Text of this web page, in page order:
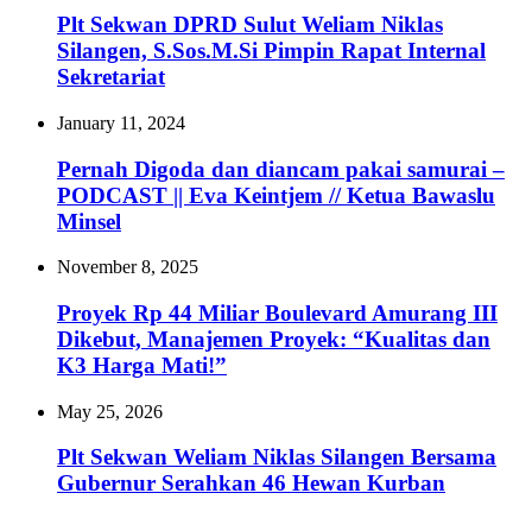
Plt Sekwan DPRD Sulut Weliam Niklas
Silangen, S.Sos.M.Si Pimpin Rapat Internal
Sekretariat
January 11, 2024
Pernah Digoda dan diancam pakai samurai –
PODCAST || Eva Keintjem // Ketua Bawaslu
Minsel
November 8, 2025
Proyek Rp 44 Miliar Boulevard Amurang III
Dikebut, Manajemen Proyek: “Kualitas dan
K3 Harga Mati!”‎
May 25, 2026
Plt Sekwan Weliam Niklas Silangen Bersama
Gubernur Serahkan 46 Hewan Kurban